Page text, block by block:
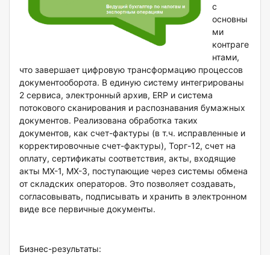
с
основны
ми
контраге
нтами,
что завершает цифровую трансформацию процессов
документооборота. В единую систему интегрированы
2 сервиса, электронный архив, ERP и система
потокового сканирования и распознавания бумажных
документов. Реализована обработка таких
документов, как счет-фактуры (в т.ч. исправленные и
корректировочные счет-фактуры), Торг-12, счет на
оплату, сертификаты соответствия, акты, входящие
акты МХ-1, МХ-3, поступающие через системы обмена
от складских операторов. Это позволяет создавать,
согласовывать, подписывать и хранить в электронном
виде все первичные документы.
Бизнес-результаты: